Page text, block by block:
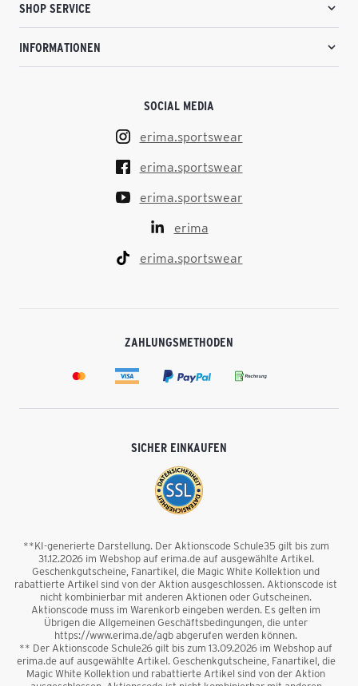
SHOP SERVICE
INFORMATIONEN
SOCIAL MEDIA
erima.sportswear
erima.sportswear
erima.sportswear
erima
erima.sportswear
ZAHLUNGSMETHODEN
SICHER EINKAUFEN
**KI-generierte Darstellung. Der Aktionscode Schule35 gilt bis zum
31.12.2026 im Webshop auf erima.de auf ausgewählte Artikel.
Geschenkgutscheine, Fanartikel, die Magic White Kollektion und
rabattierte Artikel sind von der Aktion ausgeschlossen. Aktionscode ist
nicht kombinierbar mit anderen Aktionen oder Gutscheinen.
Aktionscode muss im Warenkorb eingeben werden. Es gelten im
Übrigen die Allgemeinen Geschäftsbedingungen, die unter
https://www.erima.de/agb abgerufen werden können.
** Der Aktionscode Schule26 gilt bis zum 13.09.2026 im Webshop auf
erima.de auf ausgewählte Artikel. Geschenkgutscheine, Fanartikel, die
Magic White Kollektion und rabattierte Artikel sind von der Aktion